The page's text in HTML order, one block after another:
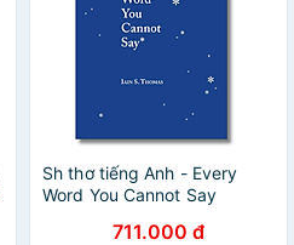
Sh thơ tiếng Anh - Every
Word You Cannot Say
711.000 đ